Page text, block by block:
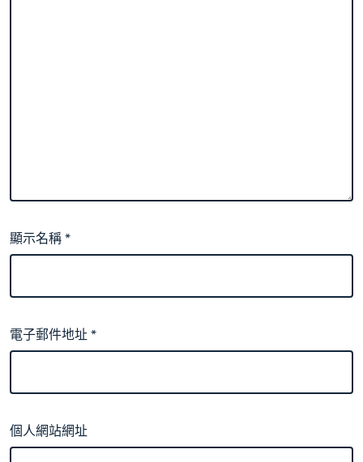
顯示名稱*
電子郵件地址*
個人網站網址